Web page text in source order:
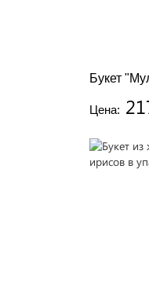
Букет
Цена: